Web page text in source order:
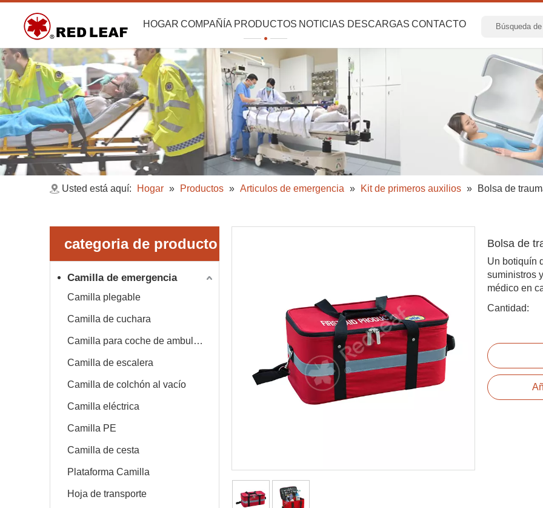
HOGAR COMPAÑÍA PRODUCTOS NOTICIAS DESCARGAS CONTACTO
Usted está aquí: Hogar » Productos » Articulos de emergencia » Kit de primeros auxilios » Bolsa de
categoria de producto
Camilla de emergencia
Camilla plegable
Camilla de cuchara
Camilla para coche de ambulancia
Camilla de escalera
Camilla de colchón al vacío
Camilla eléctrica
Camilla PE
Camilla de cesta
Plataforma Camilla
Hoja de transporte
Bolsa de
Un botiquín
suministros
médico en
Cantidad: